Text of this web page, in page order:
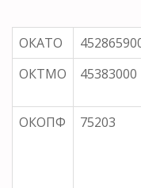
ОКАТО
ОКТМО
45383000
ОКОПФ
75203